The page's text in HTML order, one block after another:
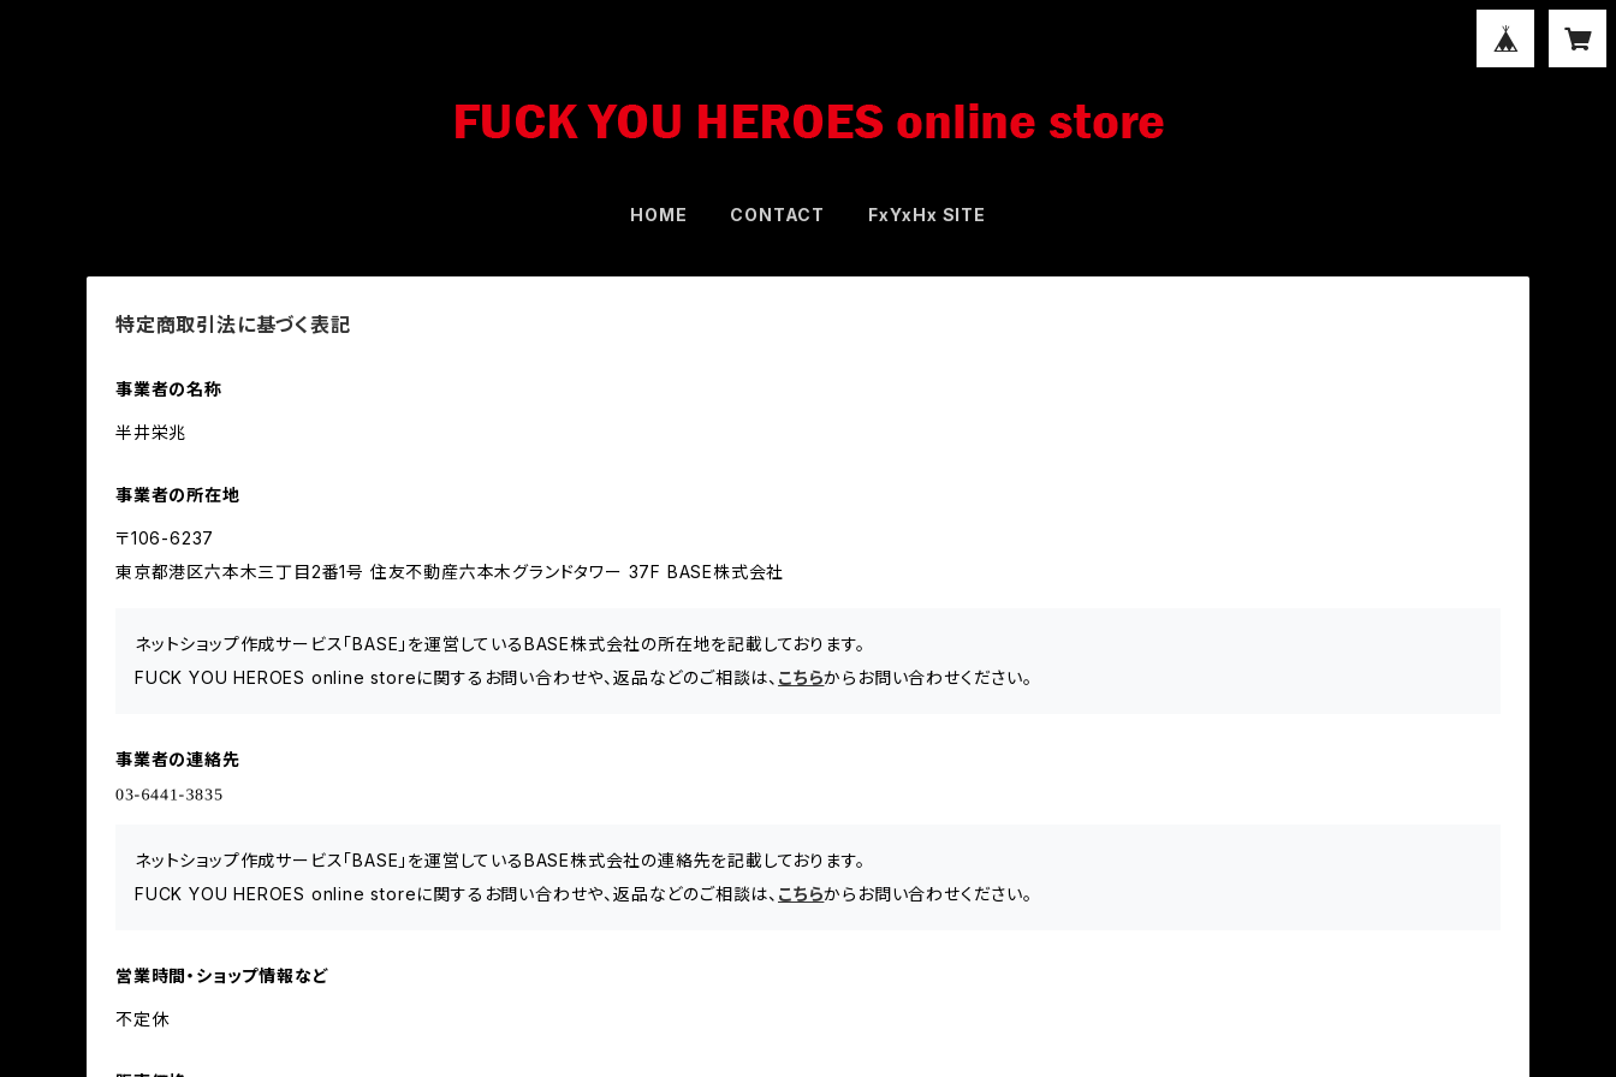
HOME CONTACT FxYxHx SITE
特定商取引法に基づく表記
事業者の名称
半井栄兆
事業者の所在地
〒106-6237
東京都港区六本木三丁目2番1号 住友不動産六本木グランドタワー 37F BASE株式会社
ネットショップ作成サービス「BASE」を運営しているBASE株式会社の所在地を記載しております。
FUCK YOU HEROES online storeに関するお問い合わせや、返品などのご相談は、 こちらからお問い合わせください。
事業者の連絡先
ネットショップ作成サービス「BASE」を運営しているBASE株式会社の連絡先を記載しております。
FUCK YOU HEROES online storeに関するお問い合わせや、返品などのご相談は、 こちらからお問い合わせください。
営業時間・ショップ情報など
不定休